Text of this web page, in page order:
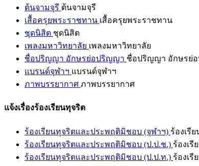
ต้นจามจุรี ต้นจามจุรี
เสื้อครุยพระราชทาน เสื้อครุยพระราชทาน
ชุดนิสิต ชุดนิสิต
เพลงมหาวิทยาลัย เพลงมหาวิทยาลัย
ชื่อปริญญา อักษรย่อปริญญา ชื่อปริญญา อักษรย่
แบรนด์จุฬาฯ แบรนด์จุฬาฯ
ภาพบรรยากาศ ภาพบรรยากาศ
แจ้งเรื่องร้องเรียนทุจริต
ร้องเรียนทุจริตและประพฤติมิชอบ (จุฬาฯ) ร้องเรี
ร้องเรียนทุจริตและประพฤติมิชอบ (ป.ป.ช.) ร้องเ
ร้องเรียนทุจริตและประพฤติมิชอบ (ป.ป.ท.) ร้องเ